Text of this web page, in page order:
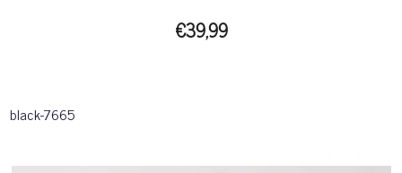
€39,99
black-7665